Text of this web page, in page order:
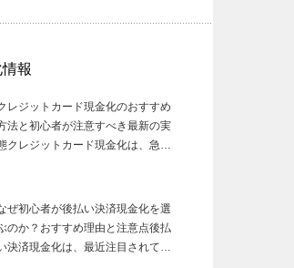
報
レジットカード現金化のおすすめ
法と初心者が注意すべき最新の実
クレジットカード現金化は、急…
ぜ初心者が後払い決済現金化を選
のか？おすすめ理由と注意点後払
決済現金化は、最近注目されて…